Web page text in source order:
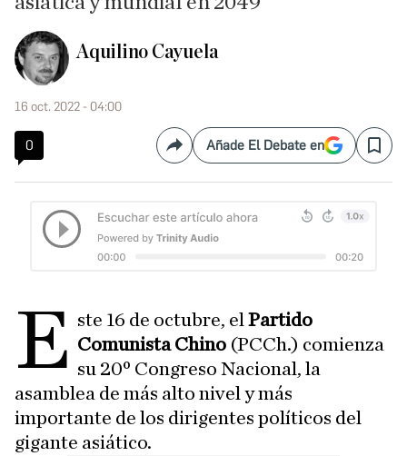
Aquilino Cayuela
16 oct. 2022 - 04:00
0 CompartirAñade El Debate en Save
E ste 16 de octubre, elPartido
Comunista Chino (PCCh.) comienza
su 20º Congreso Nacional, la
asamblea de más alto nivel y más
importante de los dirigentes políticos del
gigante asiático.